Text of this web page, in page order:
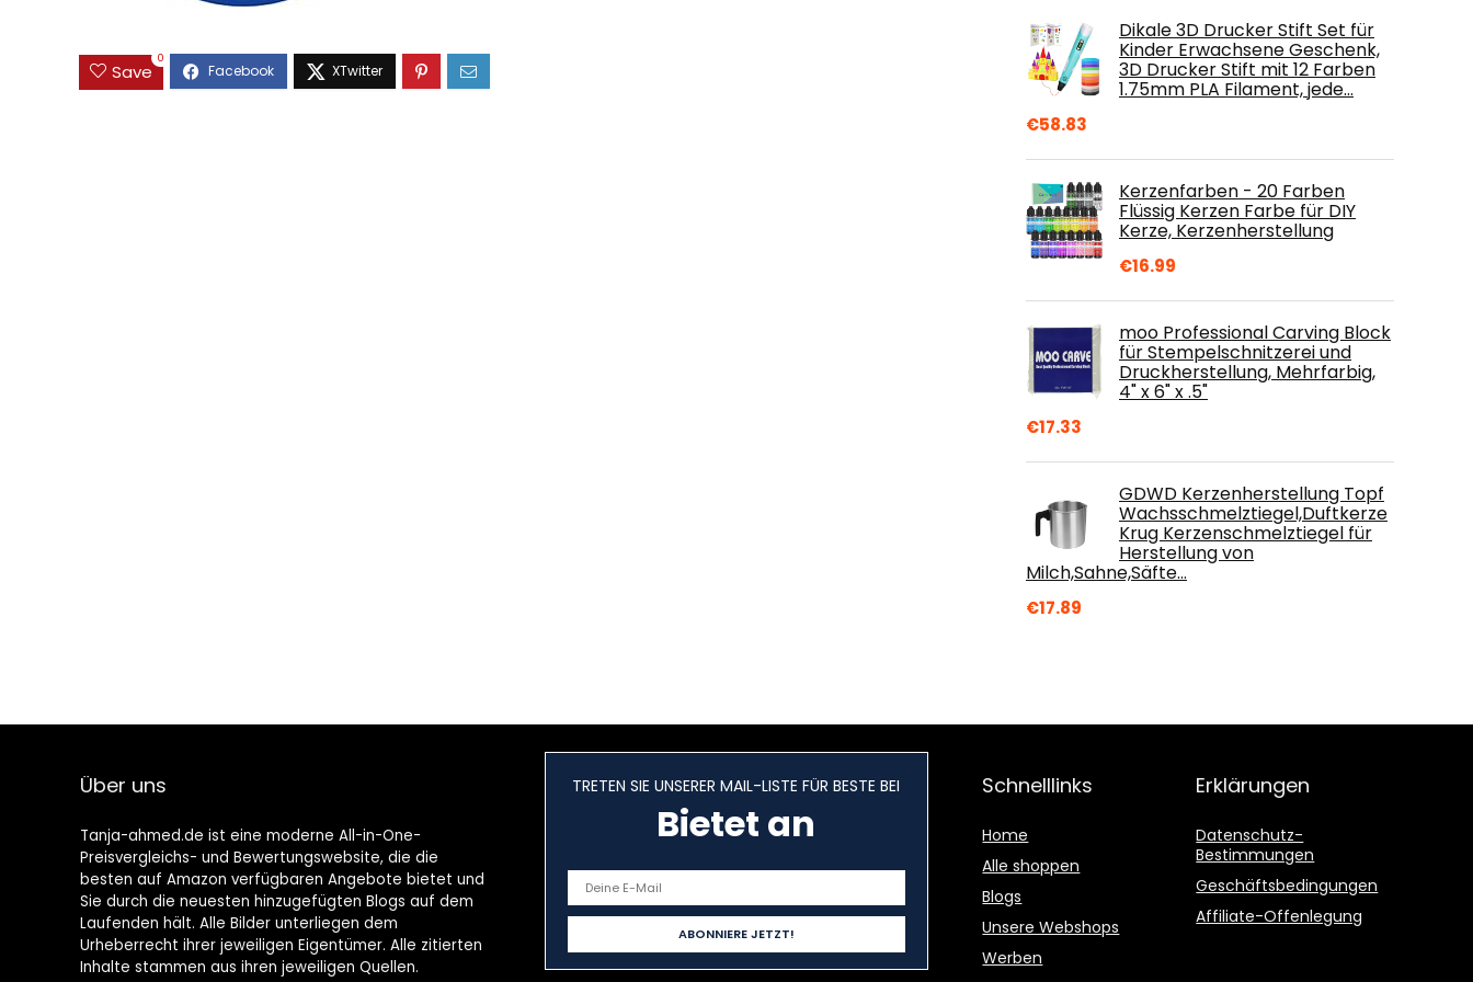
Save
0
Dikale 3D Drucker Stift Set für
Kinder Erwachsene Geschenk,
3D Drucker Stift mit 12 Farben
1.75mm PLA Filament, jede…
€58.83
Kerzenfarben - 20 Farben
Flüssig Kerzen Farbe für DIY
Kerze, Kerzenherstellung
€16.99
moo Professional Carving Block
für Stempelschnitzerei und
Druckherstellung, Mehrfarbig,
4" x 6" x .5"
€17.33
GDWD Kerzenherstellung Topf
Wachsschmelztiegel,Duftkerze
Krug Kerzenschmelztiegel für
Herstellung von
Milch,Sahne,Säfte…
€17.89
Über uns
Tanja-ahmed.de ist eine moderne All-in-One-
Preisvergleichs- und Bewertungswebsite, die die
besten auf Amazon verfügbaren Angebote bietet und
Sie durch die neuesten hinzugefügten Blogs auf dem
Laufenden hält. Alle Bilder unterliegen dem
Urheberrecht ihrer jeweiligen Eigentümer. Alle zitierten
Inhalte stammen aus ihren jeweiligen Quellen.
TRETEN SIE UNSERER MAIL-LISTE FÜR BESTE BEI
Bietet an
Schnelllinks
Home
Alle shoppen
Blogs
Unsere Webshops
Werben
Erklärungen
Datenschutz-
Bestimmungen
Geschäftsbedingungen
Affiliate-Offenlegung